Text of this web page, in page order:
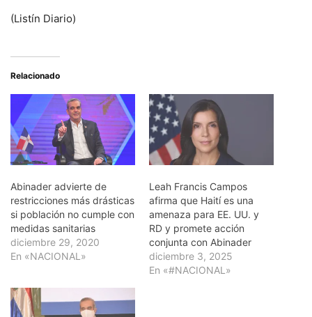
(Listín Diario)
Relacionado
Abinader advierte de
restricciones más drásticas
si población no cumple con
medidas sanitarias
diciembre 29, 2020
En «NACIONAL»
Leah Francis Campos
afirma que Haití es una
amenaza para EE. UU. y
RD y promete acción
conjunta con Abinader
diciembre 3, 2025
En «#NACIONAL»